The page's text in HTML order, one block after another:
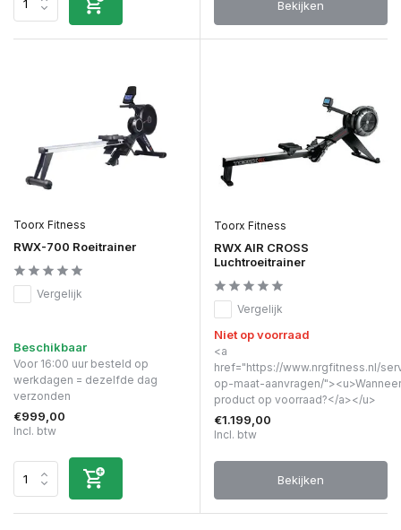
Bekijken
Toorx Fitness
RWX-700 Roeitrainer
Vergelijk
Beschikbaar
Voor 16:00 uur besteld op
werkdagen = dezelfde dag
verzonden
€999,00
Incl. btw
Toorx Fitness
RWX AIR CROSS
Luchtroeitrainer
Vergelijk
Niet op voorraad
<a
href="https://www.nrgfitness.nl/
op-maat-aanvragen/
product op voorraad?</a></u>
€1.199,00
Incl. btw
Bekijken